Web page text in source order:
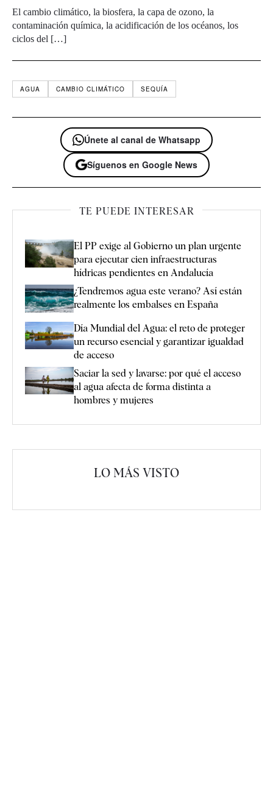
El cambio climático, la biosfera, la capa de ozono, la
contaminación química, la acidificación de los océanos, los
ciclos del […]
AGUA CAMBIO CLIMÁTICO SEQUÍA
Únete al canal de Whatsapp
Síguenos en Google News
TE PUEDE INTERESAR
El PP exige al Gobierno un plan urgente
para ejecutar cien infraestructuras
hídricas pendientes en Andalucía
¿Tendremos agua este verano? Así están
realmente los embalses en España
Día Mundial del Agua: el reto de proteger
un recurso esencial y garantizar igualdad
de acceso
Saciar la sed y lavarse: por qué el acceso
al agua afecta de forma distinta a
hombres y mujeres
LO MÁS VISTO